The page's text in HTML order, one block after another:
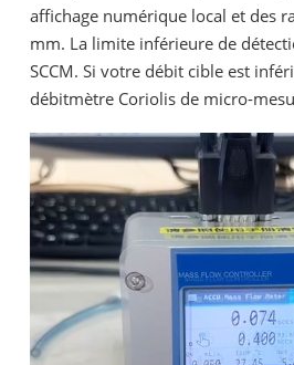
affichage numérique local et des
mm. La limite inférieure de
SCCM. Si votre débit cible est
débitmètre Coriolis de micro-